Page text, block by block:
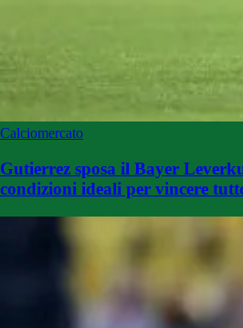
Calciomercato
Gutierrez sposa il Bayer
condizioni ideali per vincere